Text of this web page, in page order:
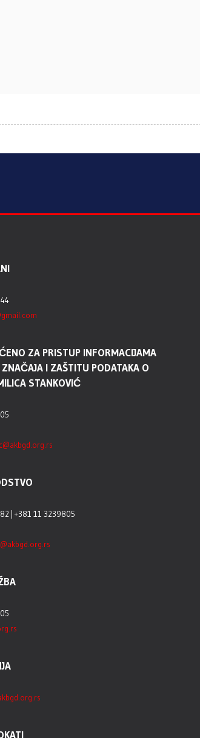
ZA PRISTUP INFORMACIJAMA
ZNAČAJA I ZAŠTITU PODATAKA O
STANKOVIĆ
| +381 11 3239805